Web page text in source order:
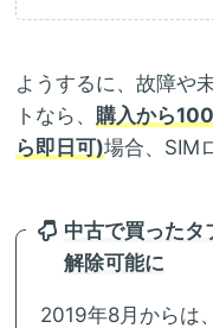
ようするに、故障や
トなら、 購入から
ら即日可)場合、SIM
中古で買ったタ
解除可能に
2019年8月からは